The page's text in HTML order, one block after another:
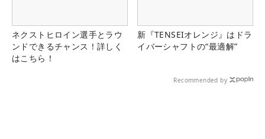
ネクストヒロイン選手とラウ
ンドできるチャンス！詳しく
はこちら！
新『TENSEIオレンジ』はドラ
イバーシャフトの“最適解”
Recommended by